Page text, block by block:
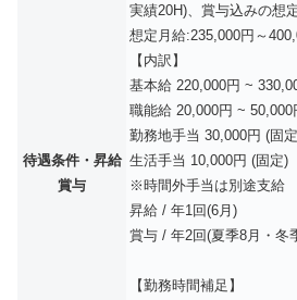
待遇条件・昇給
賞与
実績20H)、賞与込みの想
想定月給:235,000円～
【内訳】
基本給 220,000円 ~
職能給 20,000円 ~ 50,000
勤務地手当 30,000円 (固
生活手当 10,000円 (固定)
※時間外手当は別途支給
昇給 / 年1回(6月)
賞与 / 年2回(夏季8月・冬
【勤務時間補足】